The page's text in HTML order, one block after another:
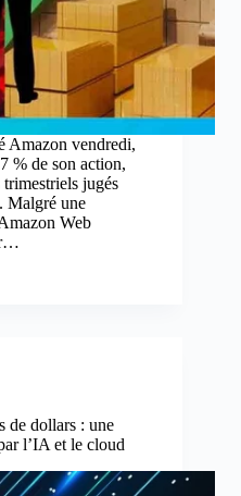
Amazon vendredi,
% de son action,
jugés
Malgré une
Web
de dollars : une
l’IA et le cloud